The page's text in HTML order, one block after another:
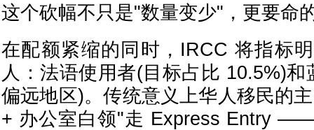
这个砍幅不只是"数量变少"，更要命
在配额紧缩的同时，IRCC 将指标
人：法语使用者(目标占比 10.5%)
偏远地区)。传统意义上华人移民的
+ 办公室白领"走 Express Entry